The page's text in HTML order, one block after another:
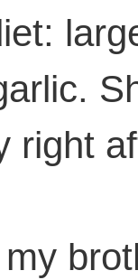
right